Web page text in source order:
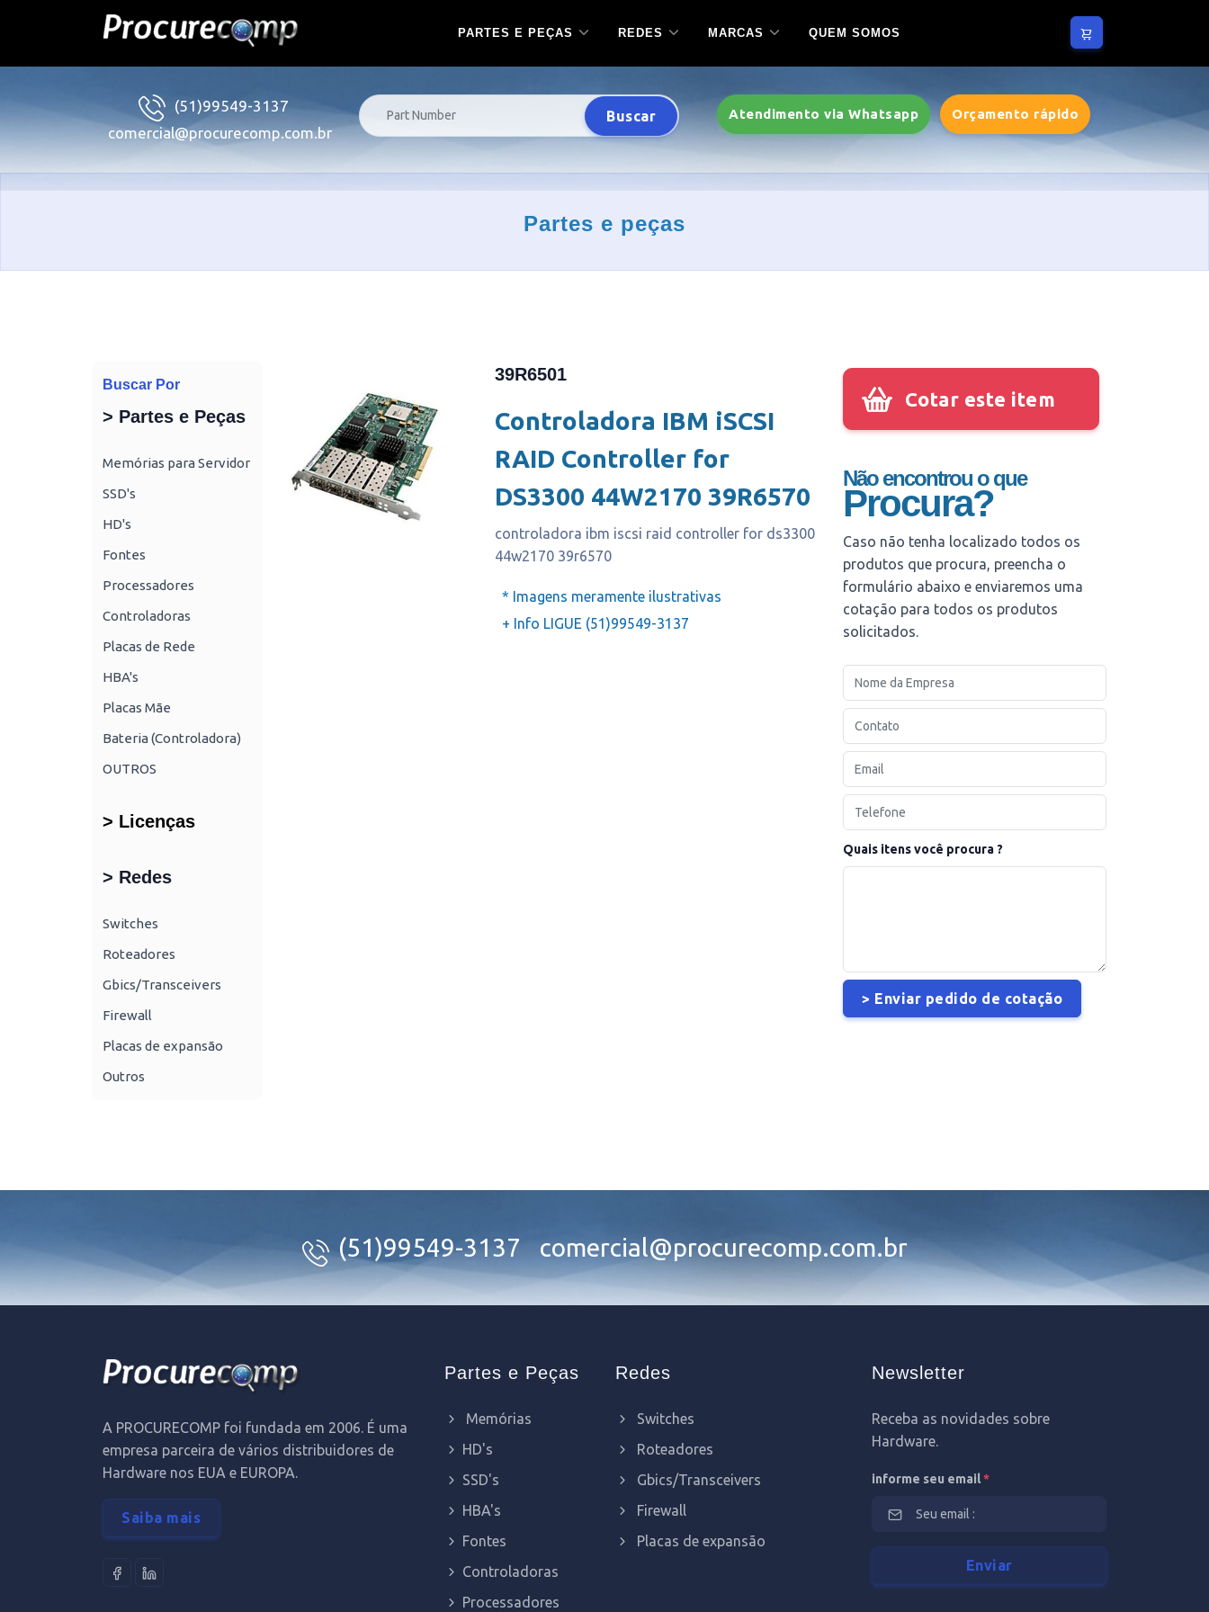
PARTES E PEÇAS REDES MARCAS QUEM SOMOS
(51)99549-3137
comercial@procurecomp.com.br
Buscar Atendimento via Whatsapp Orçamento rápido
Partes e peças
Buscar Por
> Partes e Peças
Memórias para Servidor
SSD's
HD's
Fontes
Processadores
Controladoras
Placas de Rede
HBA's
Placas Mãe
Bateria (Controladora)
OUTROS
> Licenças
> Redes
Switches
Roteadores
Gbics/Transceivers
Firewall
Placas de expansão
Outros
39R6501
Controladora IBM iSCSI
RAID Controller for
DS3300 44W2170 39R6570
controladora ibm iscsi raid controller for ds3300
44w2170 39r6570
* Imagens meramente ilustrativas
+ Info LIGUE (51)99549-3137
Cotar este item
Não encontrou o que
Procura?
Caso não tenha localizado todos os
produtos que procura, preencha o
formulário abaixo e enviaremos uma
cotação para todos os produtos
solicitados.
Quais itens você procura ?
(51)99549-3137 comercial@procurecomp.com.br
A PROCURECOMP foi fundada em 2006. É uma
empresa parceira de vários distribuidores de
Hardware nos EUA e EUROPA.
Saiba mais
Partes e Peças
Memórias
HD's
SSD's
HBA's
Fontes
Controladoras
Processadores
Redes
Switches
Roteadores
Gbics/Transceivers
Firewall
Placas de expansão
Newsletter
Receba as novidades sobre
Hardware.
informe seu email*